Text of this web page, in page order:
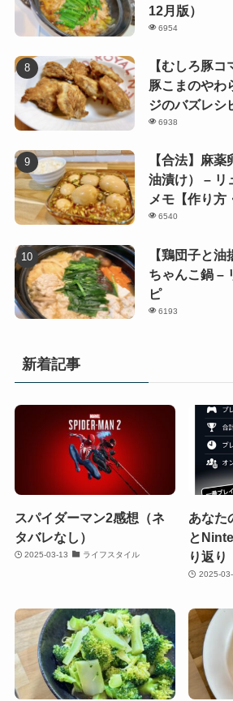
12月版）
6954
【むしろ豚コ
豚こまのやわ
ジのバズレシ
6938
【合法】麻
油漬け） – リ
メモ【作り方
6540
【鶏団子と
ちゃんこ鍋 –
ピ
6193
新着記事
スパイダーマン2感想（ネ
タバレなし）
2025-03-13 ライフスタイル
あなた
と
り返り
2025-